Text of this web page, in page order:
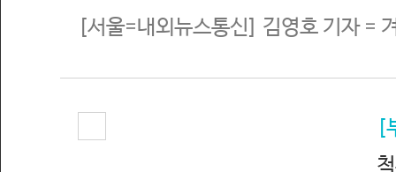
[서울=내외뉴스통신] 김영호 기자 =
[